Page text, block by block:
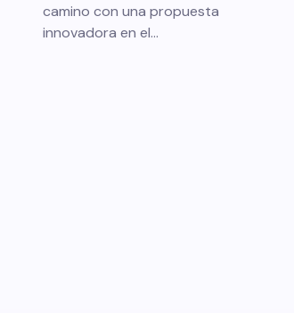
camino con una propuesta
innovadora en el…